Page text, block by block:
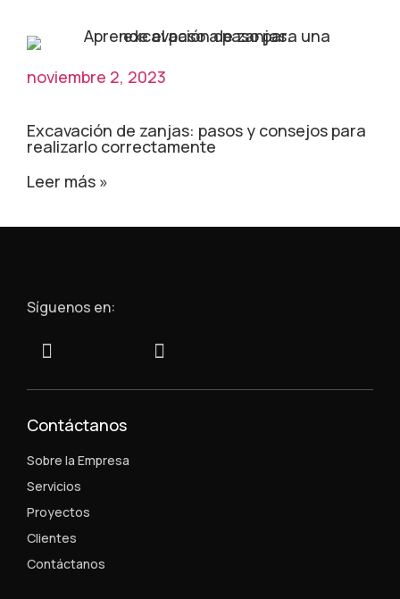
noviembre 2, 2023
Excavación de zanjas: pasos y consejos para
realizarlo correctamente
Leer más »
Síguenos en:
Contáctanos
Sobre la Empresa
Servicios
Proyectos
Clientes
Contáctanos